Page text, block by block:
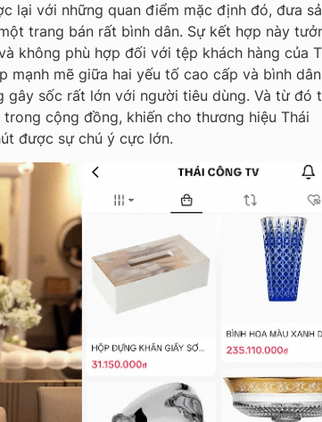
lại với những quan điểm mặc định đó, đưa
trang bán rất bình dân. Sự kết hợp này
không phù hợp đối với tệp khách hàng của
mạnh mẽ giữa hai yếu tố cao cấp và bình dân
gây sốc rất lớn với người tiêu dùng. Và từ đó
cộng đồng, khiến cho thương hiệu Thái
được sự chú ý cực lớn.